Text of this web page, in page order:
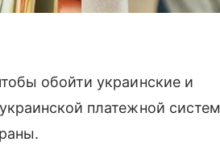
обойти украинские и
платежной систем